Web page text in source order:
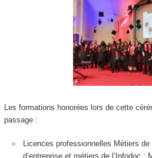
Les formations honorées lors de cette
passage :
Licences professionnelles Métiers
d’entreprise et métiers de l’Infodoc ;